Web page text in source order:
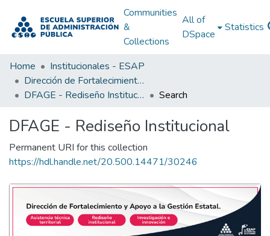
Communities
&
Collections
All of
DSpace
Statistics
Home
Institucionales - ESAP
Dirección de Fortalecimiento y Apoyo a la Gestión Estatal (DFAGE)
DFAGE - Rediseño Institucional
Search
DFAGE - Rediseño Institucional
Permanent URI for this collection
https://hdl.handle.net/20.500.14471/30246